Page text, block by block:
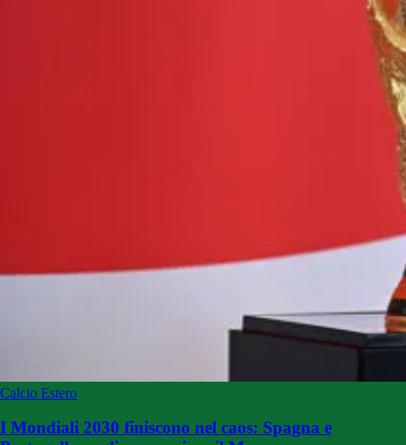
Calcio Estero
I Mondiali 2030 finiscono nel caos: Spagna e